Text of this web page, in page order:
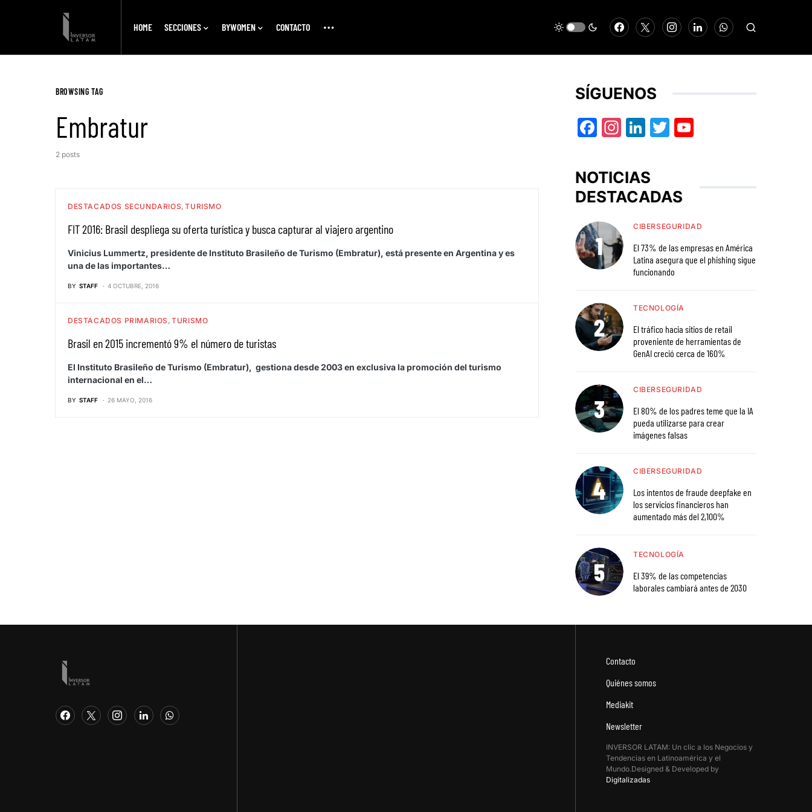
HOME SECCIONES BYWOMEN CONTACTO
BROWSING TAG
Embratur
2 posts
DESTACADOS SECUNDARIOS TURISMO
FIT 2016: Brasil despliega su oferta turística y busca capturar al viajero argentino
Vinicius Lummertz, presidente de Instituto Brasileño de Turismo (Embratur), está presente en Argentina y es
una de las importantes…
BY STAFF 4 OCTUBRE, 2016
DESTACADOS PRIMARIOS TURISMO
Brasil en 2015 incrementó 9% el número de turistas
El Instituto Brasileño de Turismo (Embratur), gestiona desde 2003 en exclusiva la promoción del turismo
internacional en el…
BY STAFF 26 MAYO, 2016
SÍGUENOS
Facebook
Instagram
LinkedIn
Twitter
NOTICIAS
DESTACADAS
CIBERSEGURIDAD
El 73% de las empresas en América
Latina asegura que el phishing sigue
funcionando
TECNOLOGÍA
El tráfico hacia sitios de retail
proveniente de herramientas de
GenAI creció cerca de 160%
CIBERSEGURIDAD
El 80% de los padres teme que la IA
pueda utilizarse para crear
imágenes falsas
CIBERSEGURIDAD
Los intentos de fraude deepfake en
los servicios financieros han
aumentado más del 2,100%
TECNOLOGÍA
El 39% de las competencias
laborales cambiará antes de 2030
Contacto
Quiénes somos
Mediakit
Newsletter
INVERSOR LATAM: Un clic a los Negocios y
Tendencias en Latinoamérica y el
Mundo.Designed & Developed by
Digitalizadas